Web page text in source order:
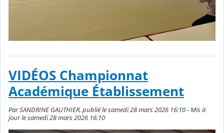
VIDÉOS Championnat
Académique Établissement
Par SANDRINE GAUTHIER, publié le samedi 28 mars 2026 16:10 - Mis à
jour le samedi 28 mars 2026 16:10